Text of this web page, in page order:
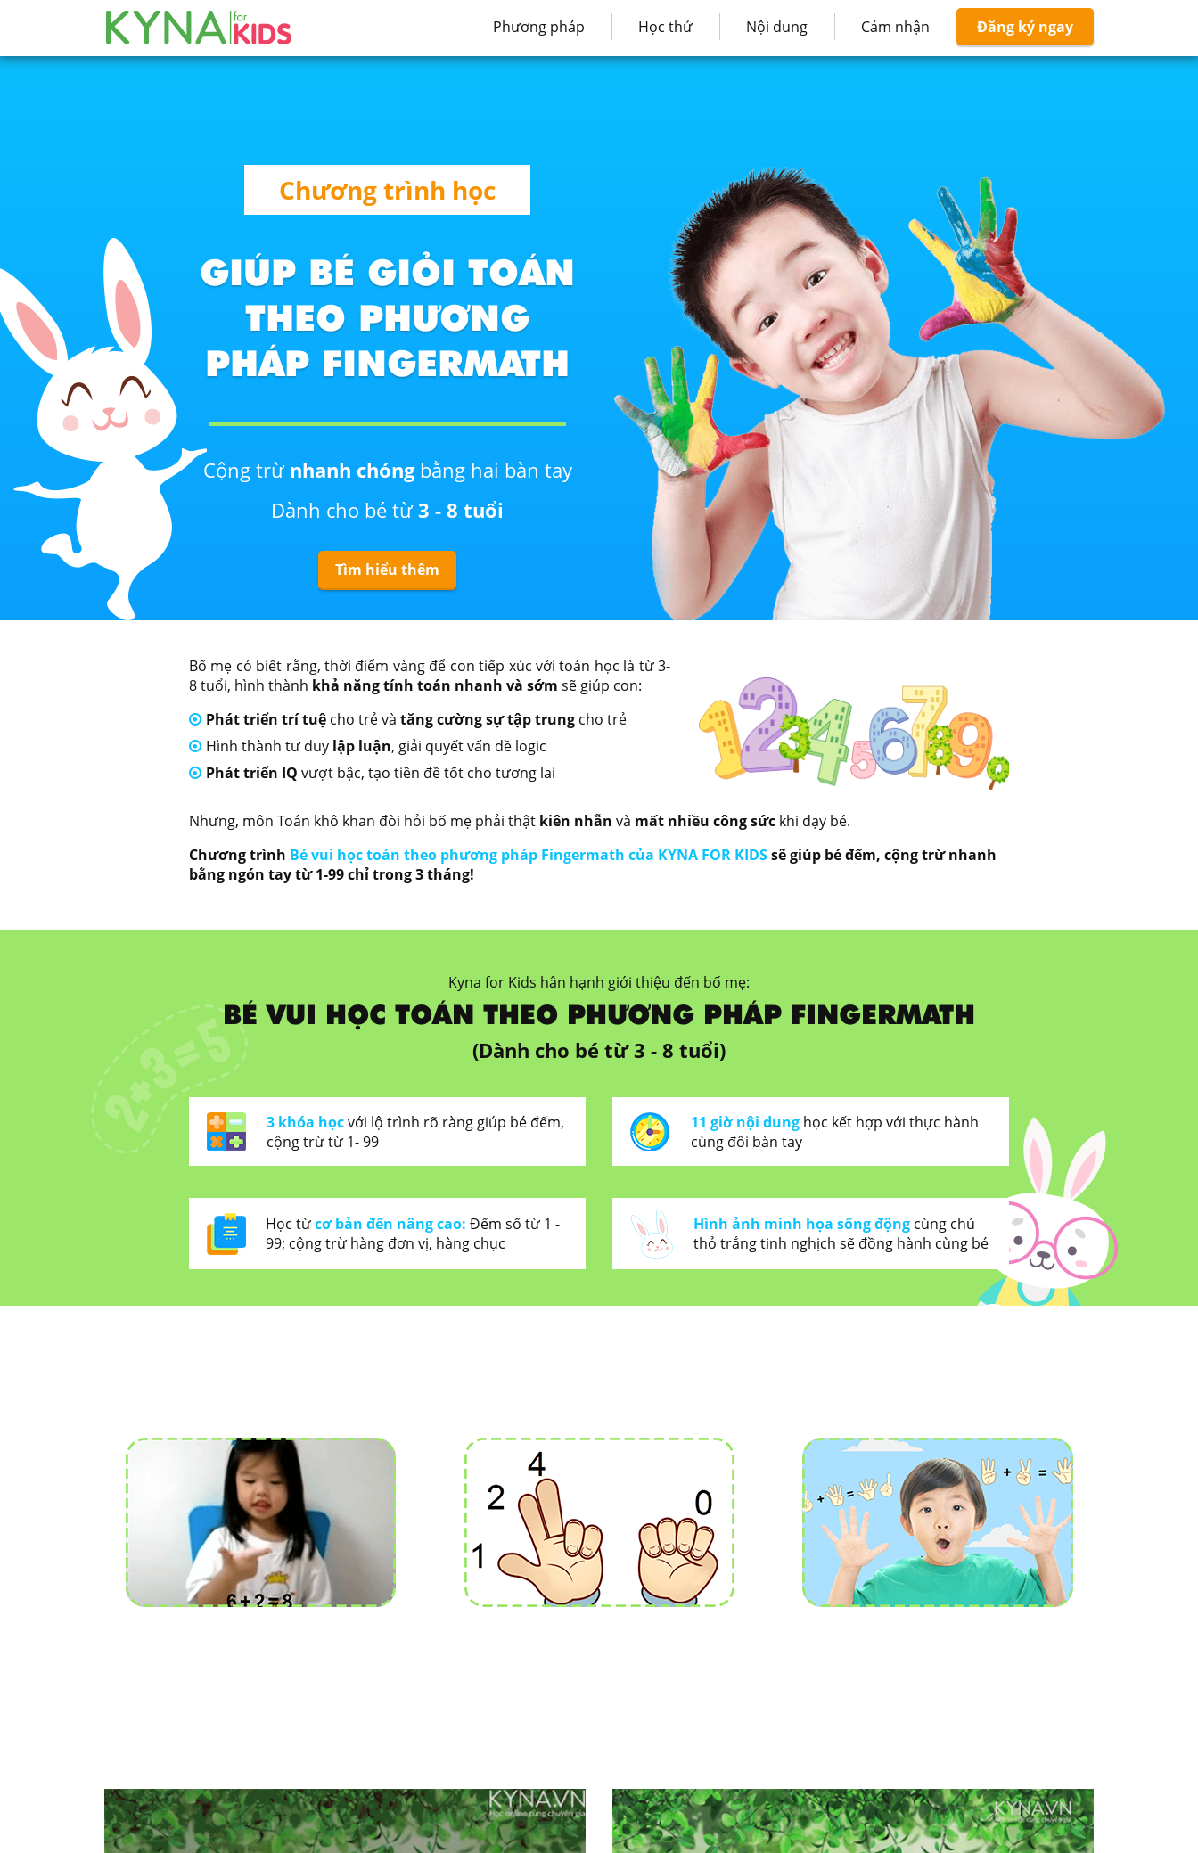
Phương pháp Học thử Nội dung Cảm nhận Đăng ký ngay
Chương trình học
GIÚP BÉ GIỎI TOÁN
THEO PHƯƠNG
PHÁP FINGERMATH
Cộng trừ nhanh chóngbằng hai bàn tay
Dành cho bé từ3 - 8 tuổi
Tìm hiểu thêm
Bố mẹ có biết rằng, thời điểm vàng để con tiếp xúc với toán học là từ 3-
8 tuổi, hình thành khả năng tính toán nhanh và sớm sẽ giúp con:
Phát triển trí tuệ cho trẻ và tăng cường sự tập trung cho trẻ
Hình thành tư duy lập luận, giải quyết vấn đề logic
Phát triển IQ vượt bậc, tạo tiền đề tốt cho tương lai
Nhưng, môn Toán khô khan đòi hỏi bố mẹ phải thật kiên nhẫn và mất nhiều công sức khi dạy bé.
Chương trình Bé vui học toán theo phương pháp Fingermath của KYNA FOR KIDSsẽ giúp bé đếm, cộng trừ nhanh
bằng ngón tay từ 1-99 chỉ trong 3 tháng!
Kyna for Kids hân hạnh giới thiệu đến bố mẹ:
BÉ VUI HỌC TOÁN THEO PHƯƠNG PHÁP FINGERMATH
(Dành cho bé từ 3 - 8 tuổi)
3 khóa họcvới lộ trình rõ ràng giúp bé đếm,
cộng trừ từ 1- 99
11 giờ nội dung học kết hợp với thực hành
cùng đôi bàn tay
Học từcơ bản đến nâng cao: Đếm số từ 1 -
99; cộng trừ hàng đơn vị, hàng chục
Hình ảnh minh họa sống động cùng chú
thỏ trắng tinh nghịch sẽ đồng hành cùng bé